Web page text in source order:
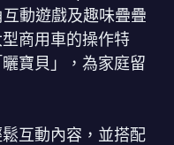
動遊戲及趣味疊疊
商用車的操作特
寶貝」，為家庭留
互動內容，並搭配